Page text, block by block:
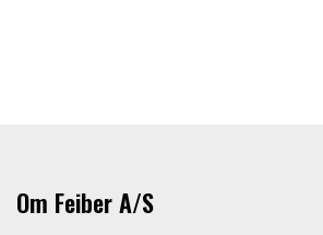
Om Feiber A/S